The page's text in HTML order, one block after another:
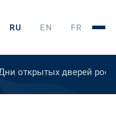
RU EN FR
открытых дверей